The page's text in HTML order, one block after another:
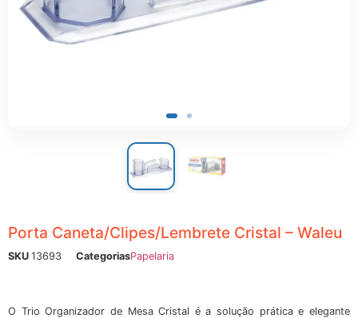
Porta Caneta/Clipes/Lembrete Cristal – Waleu
SKU 13693 CategoriasPapelaria
O Trio Organizador de Mesa Cristal é a solução prática e elegante